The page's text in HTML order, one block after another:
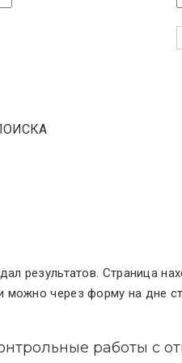
результатов. Страница
через форму на дне
работы с